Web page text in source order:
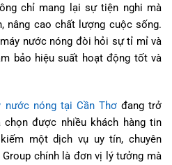
chỉ mang lại sự tiện nghi mà
nâng cao chất lượng cuộc sống.
nước nóng đòi hỏi sự tỉ mỉ và
bảo hiệu suất hoạt động tốt và
nước nóng tại Cần Thơđang trở
được nhiều khách hàng tin
một dịch vụ uy tín, chuyên
chính là đơn vị lý tưởng mà